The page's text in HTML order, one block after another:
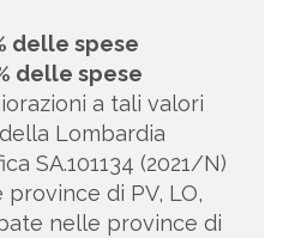
delle spese
delle spese
a tali valori
Lombardia
SA.101134 (2021/N)
di PV, LO,
nelle province di